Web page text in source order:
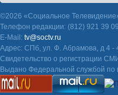
©2026 «Социальное
Телефон редакции: (812) 921 39 09
E-Mail: tv@soctv.ru
Адрес: СПб, ул. Ф. Абрамова, д 4 -
Свидетельство о регистрации
Выдано Федеральной службой по